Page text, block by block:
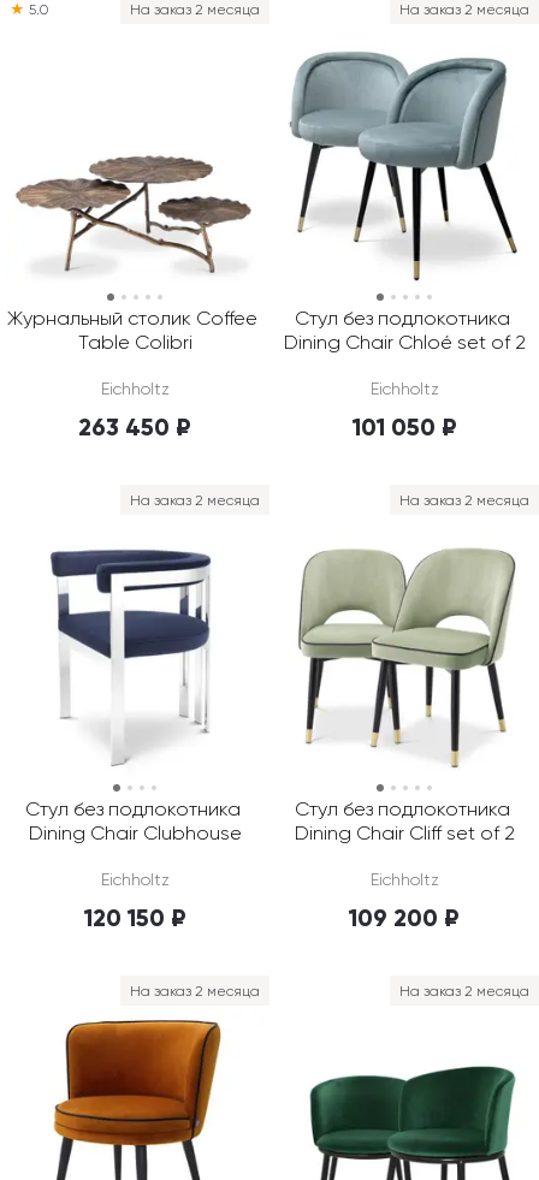
Журнальный столик Coffee
Table Colibri
Eichholtz
263 450 ₽
На заказ 2 месяца
★ 5.0
Стул без подлокотника
Dining Chair Chloé set of 2
Eichholtz
101 050 ₽
На заказ 2 месяца
Стул без подлокотника
Dining Chair Clubhouse
Eichholtz
120 150 ₽
На заказ 2 месяца
Стул без подлокотника
Dining Chair Cliff set of 2
Eichholtz
109 200 ₽
На заказ 2 месяца
На заказ 2 месяца На заказ 2 месяца